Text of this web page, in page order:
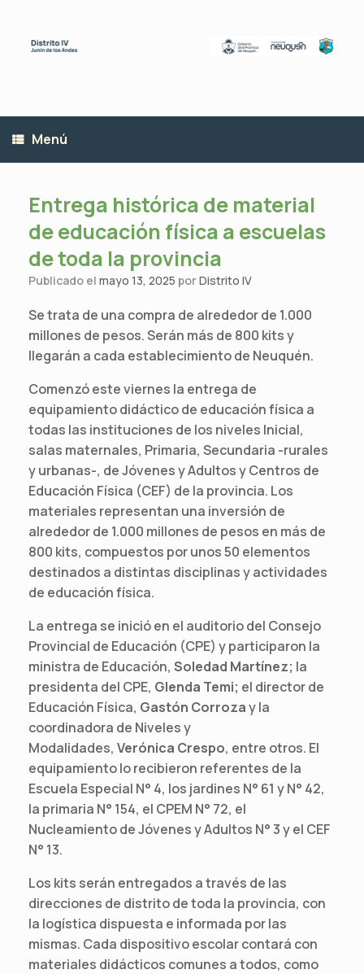
contenido
Menú
Entrega histórica de material
de educación física a escuelas
de toda la provincia
Publicado el mayo 13, 2025 porDistrito IV
Se trata de una compra de alrededor de 1.000
millones de pesos. Serán más de 800 kits y
llegarán a cada establecimiento de Neuquén.
Comenzó este viernes la entrega de
equipamiento didáctico de educación física a
todas las instituciones de los niveles Inicial,
salas maternales, Primaria, Secundaria -rurales
y urbanas-, de Jóvenes y Adultos y Centros de
Educación Física (CEF) de la provincia. Los
materiales representan una inversión de
alrededor de 1.000 millones de pesos en más de
800 kits, compuestos por unos 50 elementos
destinados a distintas disciplinas y actividades
de educación física.
La entrega se inició en el auditorio del Consejo
Provincial de Educación (CPE) y participaron la
ministra de Educación, Soledad Martínez; la
presidenta del CPE, Glenda Temi; el director de
Educación Física, Gastón Corrozay la
coordinadora de Niveles y
Modalidades, Verónica Crespo, entre otros. El
equipamiento lo recibieron referentes de la
Escuela Especial N° 4, los jardines N° 61 y N° 42,
la primaria N° 154, el CPEM N° 72, el
Nucleamiento de Jóvenes y Adultos N° 3 y el CEF
N° 13.
Los kits serán entregados a través de las
direcciones de distrito de toda la provincia, con
la logística dispuesta e informada por las
mismas. Cada dispositivo escolar contará con
materiales didácticos comunes a todos, como